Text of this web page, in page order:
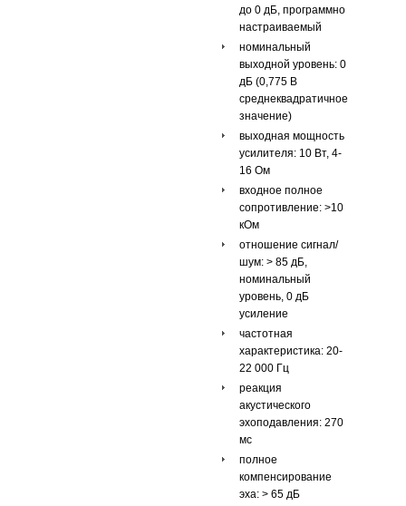
до 0 дБ, программно
настраиваемый
номинальный
выходной уровень: 0
дБ (0,775 В
среднеквадратичное
значение)
выходная мощность
усилителя: 10 Вт, 4-
16 Ом
входное полное
сопротивление: >10
кОм
отношение сигнал/
шум: > 85 дБ,
номинальный
уровень, 0 дБ
усиление
частотная
характеристика: 20-
22 000 Гц
реакция
акустического
эхоподавления: 270
мс
полное
компенсирование
эха: > 65 дБ